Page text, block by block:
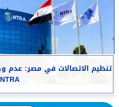
NTRA...